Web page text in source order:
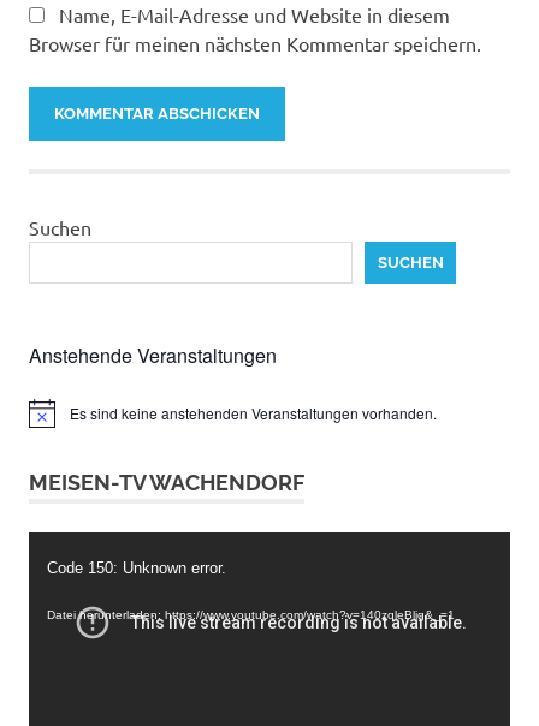
Name, E-Mail-Adresse und Website in diesem
Browser für meinen nächsten Kommentar speichern.
Suchen
SUCHEN
Anstehende Veranstaltungen
HinweisEs sind keine anstehenden Veranstaltungen vorhanden.
MEISEN-TV WACHENDORF
Player
Code 150: Unknown error.
Datei herunterladen: https://www.youtube.com/watch?v=140zqleBljg&_=1